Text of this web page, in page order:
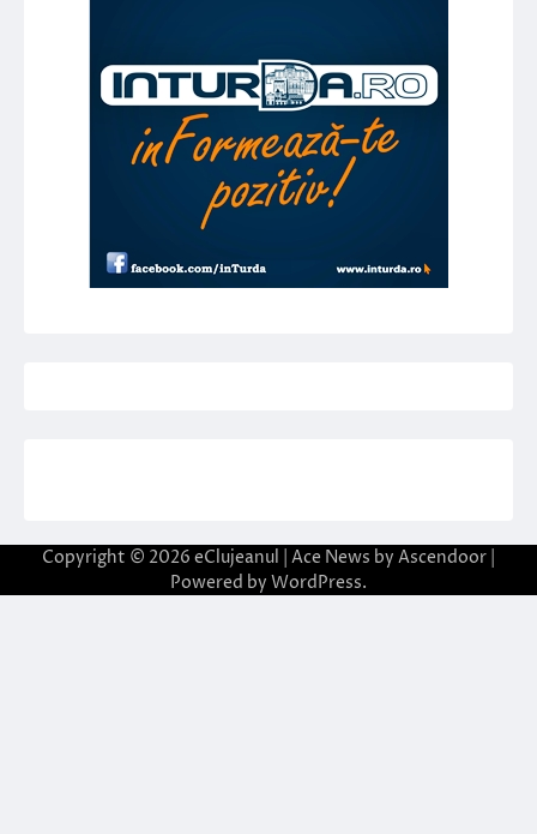
Copyright © 2026 eClujeanul | Ace News by Ascendoor
Powered by WordPress.